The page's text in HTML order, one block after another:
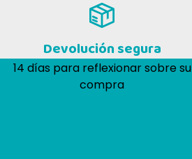
Devolución segura
14 días para reflexionar sobre su
compra